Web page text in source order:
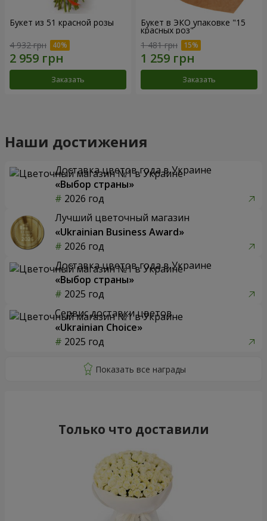
Букет из 51 красной розы
4 932 грн
Заказать
Букет в ЭКО упаковке "15
красных роз"
1 481 грн
Заказать
Наши достижения
Доставка цветов года в Украине
«Выбор страны»
2026 год
Лучший цветочный магазин
«Ukrainian Business Award»
2026 год
Доставка цветов года в Украине
«Выбор страны»
2025 год
Сервис доставки цветов
«Ukrainian Choice»
2025 год
Только что доставили